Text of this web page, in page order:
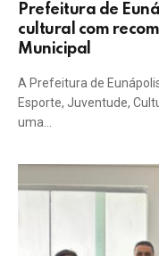
Prefeitura de
cultural com
Municipal
A Prefeitura de
Esporte, Juventude,
uma…